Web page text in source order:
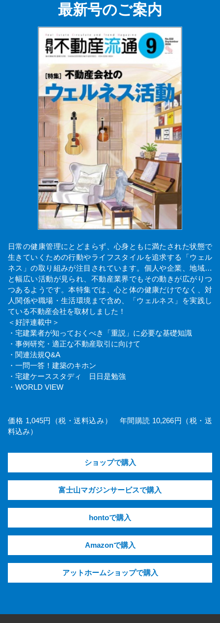
最新号のご案内
日常の健康管理にとどまらず、心身ともに満たされた状態で
生きていくための行動やライフスタイルを追求する「ウェル
ネス」の取り組みが注目されています。個人や企業、地域…
と幅広い活動が見られ、不動産業界でもその動きが広がりつ
つあるようです。本特集では、心と体の健康だけでなく、対
人関係や職場・生活環境まで含め、「ウェルネス」を実践し
ている不動産会社を取材しました！
＜好評連載中＞
・宅建業者が知っておくべき「重説」に必要な基礎知識
・事例研究・適正な不動産取引に向けて
・関連法規Q&A
・一問一答！建築のキホン
・宅建ケーススタディ 日日是勉強
・WORLD VIEW
価格 1,045円（税・送料込み） 年間購読 10,266円（税・送
料込み）
ショップで購入
富士山マガジンサービスで購入
hontoで購入
Amazonで購入
アットホームショップで購入